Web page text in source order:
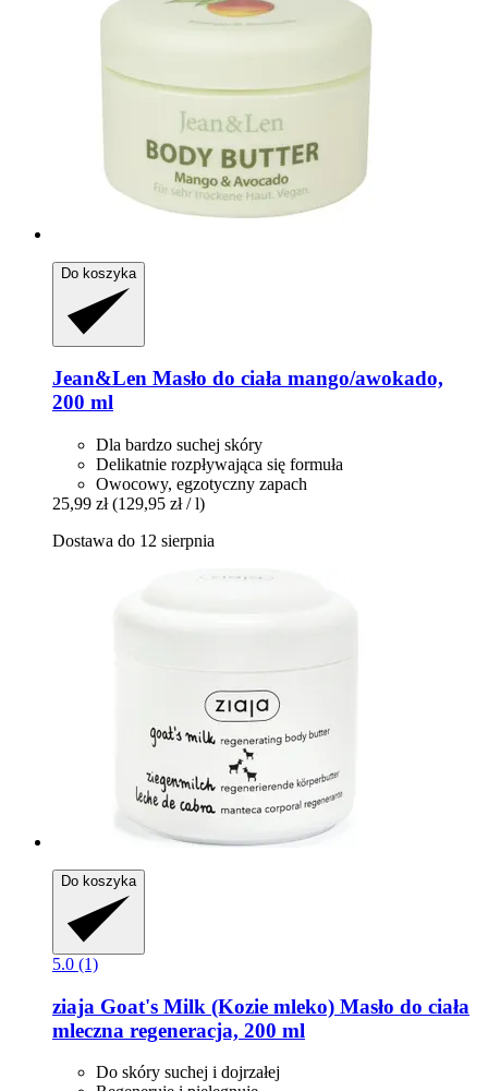
Do koszyka
Jean&Len Masło do ciała mango/awokado,
200 ml
Dla bardzo suchej skóry
Delikatnie rozpływająca się formuła
Owocowy, egzotyczny zapach
25,99 zł (129,95 zł / l)
Dostawa do 12 sierpnia
Do koszyka
5.0 (1)
ziaja Goat's Milk (Kozie mleko) Masło do ciała
mleczna regeneracja, 200 ml
Do skóry suchej i dojrzałej